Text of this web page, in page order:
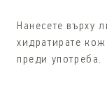
Нанесете върху
хидратирате
преди употреба.